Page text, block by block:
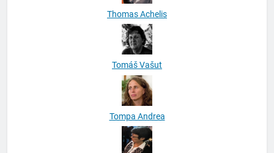
Tomáš Vašut
Tompa Andrea
Tony Wu